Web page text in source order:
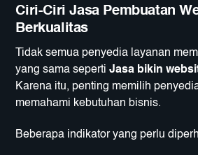
Ciri-Ciri Jasa Pembuatan
Berkualitas
Tidak semua penyedia layanan
yang sama sepertiJasa bikin
Karena itu, penting memilih
memahami kebutuhan bisnis.
Beberapa indikator yang perlu